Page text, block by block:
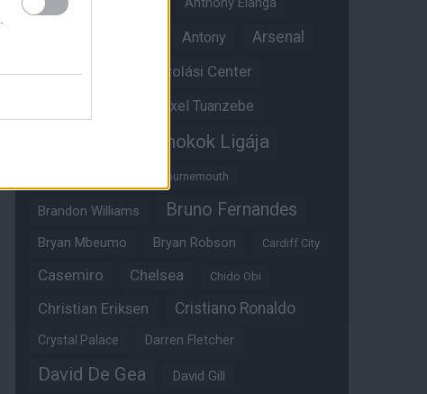
Anthony Elanga
Antony Arsenal
Aston Villa Átigazolási Center
Axel Tuanzebe
Bajnokok Ligája
Bournemouth
Brandon Williams Bruno Fernandes
Bryan Mbeumo Bryan Robson Cardiff City
Casemiro Chelsea Chido Obi
Christian Eriksen Cristiano Ronaldo
Crystal Palace Darren Fletcher
David De Gea David Gill